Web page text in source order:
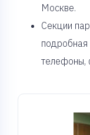
Москве.
Секции
телефоны,